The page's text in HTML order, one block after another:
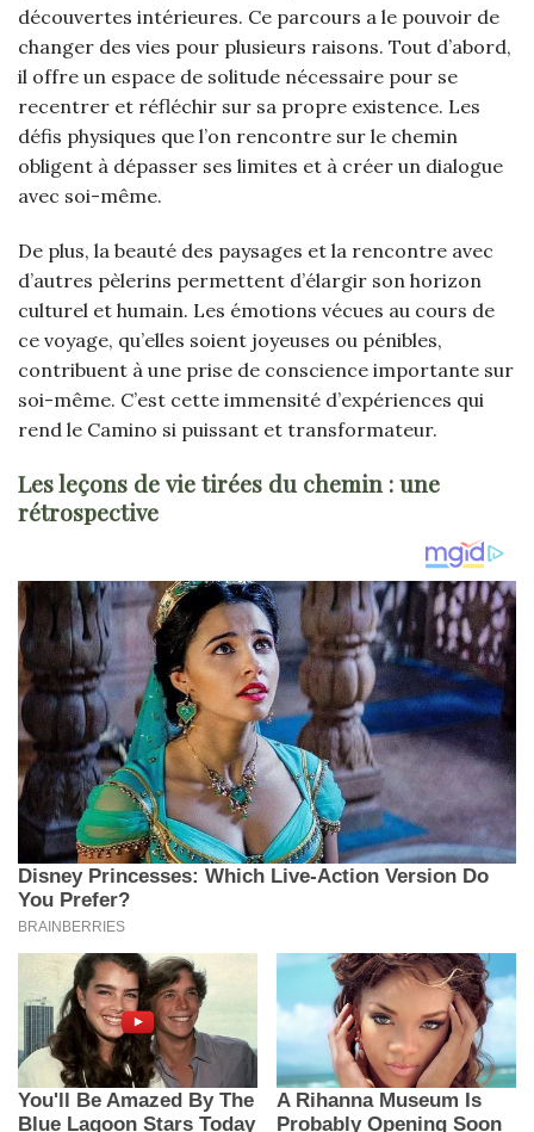
découvertes intérieures. Ce parcours a le pouvoir de
changer des vies pour plusieurs raisons. Tout d’abord,
il offre un espace de solitude nécessaire pour se
recentrer et réfléchir sur sa propre existence. Les
défis physiques que l’on rencontre sur le chemin
obligent à dépasser ses limites et à créer un dialogue
avec soi-même.
De plus, la beauté des paysages et la rencontre avec
d’autres pèlerins permettent d’élargir son horizon
culturel et humain. Les émotions vécues au cours de
ce voyage, qu’elles soient joyeuses ou pénibles,
contribuent à une prise de conscience importante sur
soi-même. C’est cette immensité d’expériences qui
rend le Camino si puissant et transformateur.
Les leçons de vie tirées du chemin : une
rétrospective